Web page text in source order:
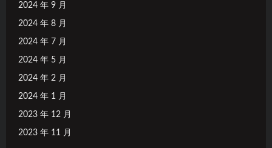
2024 年 9 月
2024 年 8 月
2024 年 7 月
2024 年 5 月
2024 年 2 月
2024 年 1 月
2023 年 12 月
2023 年 11 月